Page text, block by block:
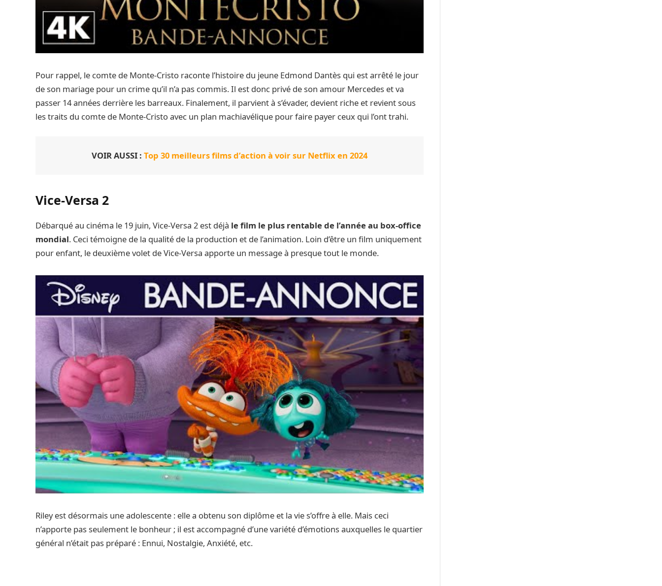
Pour rappel, le comte de Monte-Cristo raconte l’histoire du jeune Edmond Dantès qui est arrêté le jour
de son mariage pour un crime qu’il n’a pas commis. Il est donc privé de son amour Mercedes et va
passer 14 années derrière les barreaux. Finalement, il parvient à s’évader, devient riche et revient sous
les traits du comte de Monte-Cristo avec un plan machiavélique pour faire payer ceux qui l’ont trahi.
VOIR AUSSI : Top 30 meilleurs films d’action à voir sur Netflix en 2024
Vice-Versa 2
Débarqué au cinéma le 19 juin, Vice-Versa 2 est déjà le film le plus rentable de l’année au box-office
mondial. Ceci témoigne de la qualité de la production et de l’animation. Loin d’être un film uniquement
pour enfant, le deuxième volet de Vice-Versa apporte un message à presque tout le monde.
Riley est désormais une adolescente : elle a obtenu son diplôme et la vie s’offre à elle. Mais ceci
n’apporte pas seulement le bonheur ; il est accompagné d’une variété d’émotions auxquelles le quartier
général n’était pas préparé : Ennui, Nostalgie, Anxiété, etc.